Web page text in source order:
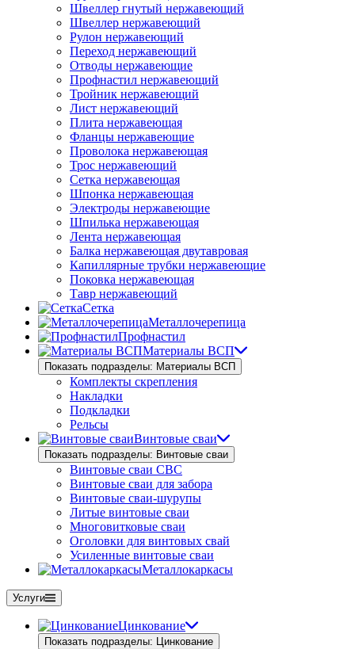
Швеллер гнутый нержавеющий
Швеллер нержавеющий
Рулон нержавеющий
Переход нержавеющий
Отводы нержавеющие
Профнастил нержавеющий
Тройник нержавеющий
Лист нержавеющий
Плита нержавеющая
Фланцы нержавеющие
Проволока нержавеющая
Трос нержавеющий
Сетка нержавеющая
Шпонка нержавеющая
Электроды нержавеющие
Шпилька нержавеющая
Лента нержавеющая
Балка нержавеющая двутавровая
Капиллярные трубки нержавеющие
Поковка нержавеющая
Тавр нержавеющий
Сетка
Металлочерепица
Профнастил
Материалы ВСП
Показать подразделы: Материалы ВСП
Комплекты скрепления
Накладки
Подкладки
Рельсы
Винтовые сваи
Показать подразделы: Винтовые сваи
Винтовые сваи СВС
Винтовые сваи для забора
Винтовые сваи-шурупы
Литые винтовые сваи
Многовитковые сваи
Оголовки для винтовых свай
Усиленные винтовые сваи
Металлокаркасы
Услуги
Цинкование
Показать подразделы: Цинкование